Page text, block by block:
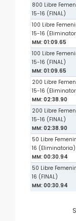
800 Libre
15-16 (FINAL)
100 Libre
15-16
MM: 01:09.65
100 Libre
15-16 (FINAL)
MM: 01:09.65
200 Libre
15-16
MM: 02:38.90
200 Libre
15-16 (FINAL)
MM: 02:38.90
50 Libre
16 (Eliminatoria)
MM: 00:30.94
50 Libre
16 (FINAL)
MM: 00:30.94